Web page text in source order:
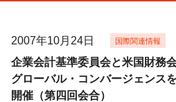
2007年10月24日 国際関連情報
企業会計基準委員会と米国財務
グローバル・コンバージェンス
開催（第四回会合）